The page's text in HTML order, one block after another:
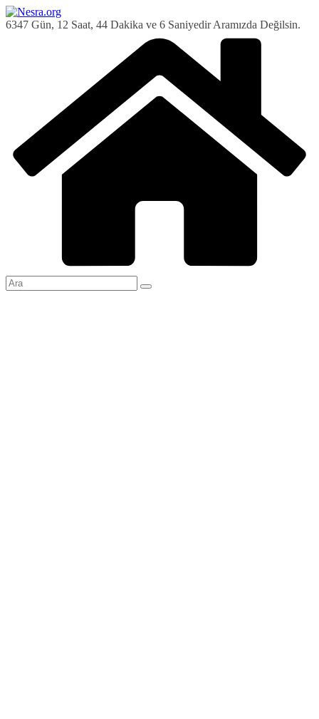
Skip
to
6347 Gün, 12 Saat, 44 Dakika ve 7 Saniyedir Aramızda Değilsin.